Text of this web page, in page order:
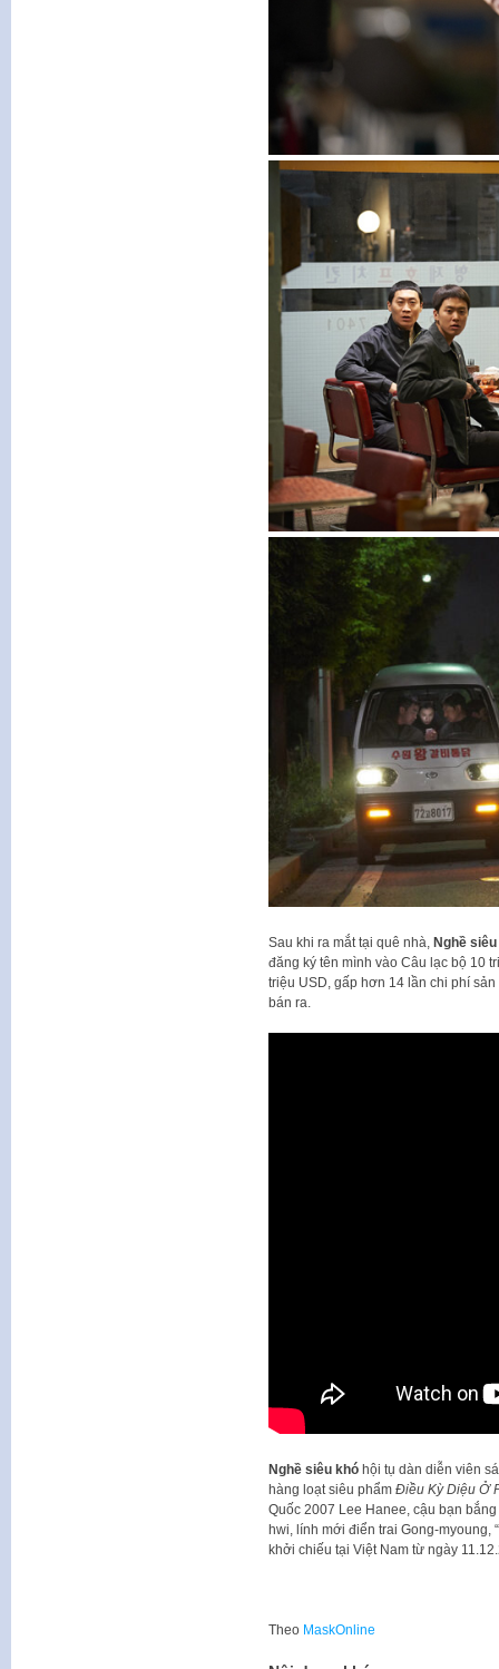
Sau khi ra mắt tại quê nhà, Nghề
đăng ký tên mình vào Câu lạc bộ 10
triệu USD, gấp hơn 14 lần chi phí
bán ra.
Nghề siêu khóhội tụ dàn diễn viên
hàng loạt siêu phẩm Điều Kỳ Diệu Ở
Quốc 2007 Lee Hanee, cậu bạn
hwi, lính mới điển trai Gong-myoung,
khởi chiếu tại Việt Nam từ ngày
Theo MaskOnline